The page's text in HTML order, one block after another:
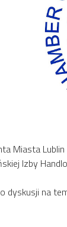
Miasta
Izby
dyskusji na